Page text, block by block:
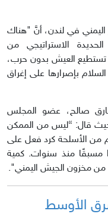
في لندن، أنَّ "هناك
الاستراتيجي من
تستطيع العيش بدون حرب،
بإصرارها على إغراق
صالح، عضو المجلس
قال: “ليس من الممكن
من الأسلحة كرد فعل على
مسبقًا منذ سنوات. كمية
من مخزون الجيش اليمني".
الأوسط